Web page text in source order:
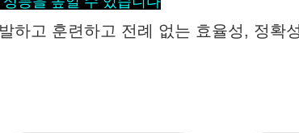
하고 훈련하고 전례 없는 효율성, 정확